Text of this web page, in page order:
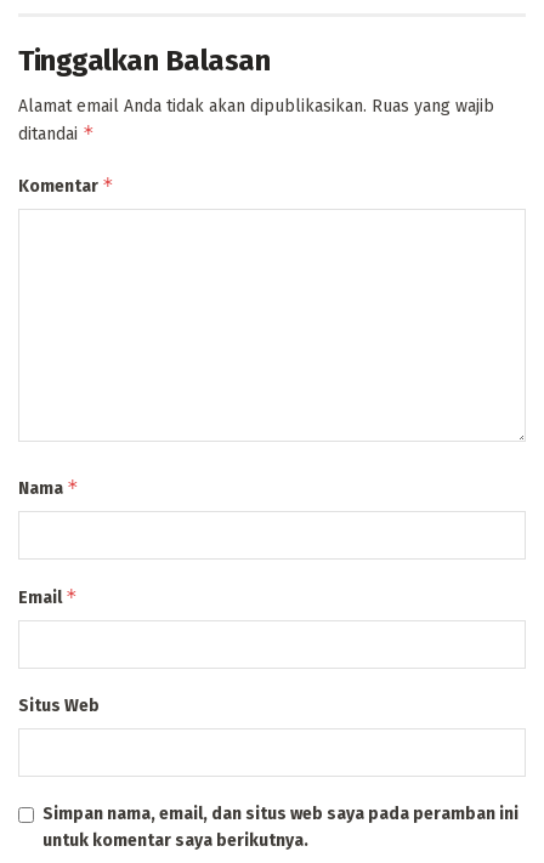
Tinggalkan Balasan
Alamat email Anda tidak akan dipublikasikan. Ruas yang wajib
ditandai *
Komentar *
Nama *
Email*
Situs Web
Simpan nama, email, dan situs web saya pada peramban ini
untuk komentar saya berikutnya.